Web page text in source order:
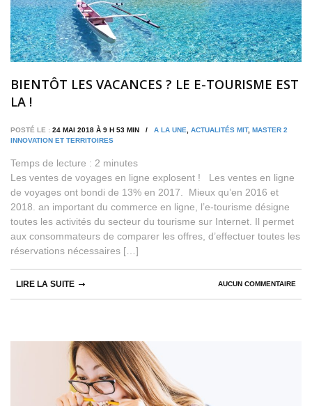
BIENTÔT LES VACANCES ? LE E-TOURISME EST
LA !
POSTÉ LE : 24 MAI 2018 À 9 H 53 MIN / A LA UNE ACTUALITÉS MIT, MASTER 2
INNOVATION ET TERRITOIRES
Temps de lecture : 2 minutes
Les ventes de voyages en ligne explosent ! Les ventes en ligne
de voyages ont bondi de 13% en 2017. Mieux qu’en 2016 et
2018. an important du commerce en ligne, l’e-tourisme désigne
toutes les activités du secteur du tourisme sur Internet. Il permet
aux consommateurs de comparer les offres, d’effectuer toutes les
réservations nécessaires […]
AUCUN COMMENTAIRE
LIRE LA SUITE